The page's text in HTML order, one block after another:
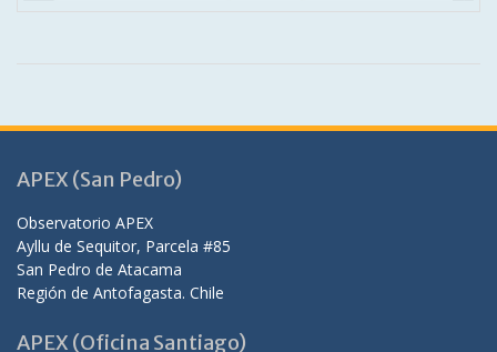
APEX (San Pedro)
Observatorio APEX
Ayllu de Sequitor, Parcela #85
San Pedro de Atacama
Región de Antofagasta. Chile
APEX (Oficina Santiago)